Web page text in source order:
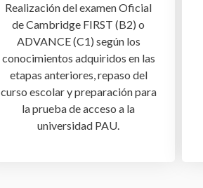
Realización del examen Oficial
de Cambridge FIRST (B2) o
ADVANCE (C1) según los
conocimientos adquiridos en las
etapas anteriores, repaso del
curso escolar y preparación para
la prueba de acceso a la
universidad PAU.